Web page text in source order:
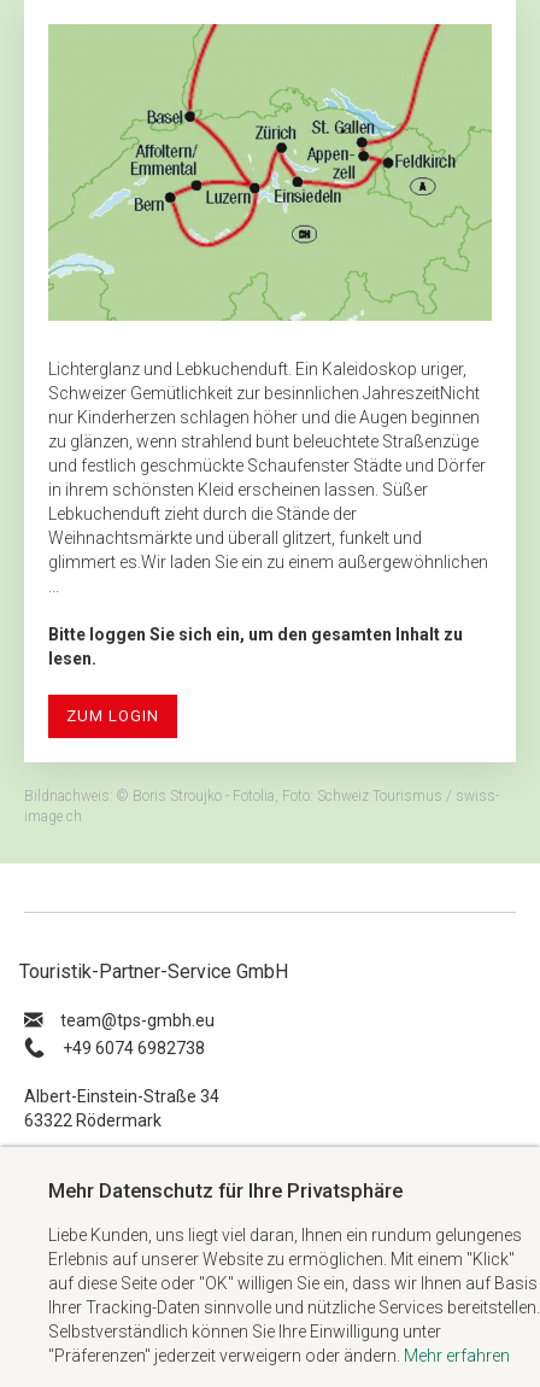
Lichterglanz und Lebkuchenduft. Ein Kaleidoskop uriger,
Schweizer Gemütlichkeit zur besinnlichen JahreszeitNicht
nur Kinderherzen schlagen höher und die Augen beginnen
zu glänzen, wenn strahlend bunt beleuchtete Straßenzüge
und festlich geschmückte Schaufenster Städte und Dörfer
in ihrem schönsten Kleid erscheinen lassen. Süßer
Lebkuchenduft zieht durch die Stände der
Weihnachtsmärkte und überall glitzert, funkelt und
glimmert es.Wir laden Sie ein zu einem außergewöhnlichen
Bitte loggen Sie sich ein, um den gesamten Inhalt zu
lesen.
ZUM LOGIN
Bildnachweis: © Boris Stroujko - Fotolia, Foto: Schweiz Tourismus / swiss-
image.ch
Touristik-Partner-Service GmbH
ue.hbmg-spt@maet
+49 6074 6982738
Albert-Einstein-Straße 34
63322 Rödermark
Impressum
AGB
Kontakt
Mehr Datenschutz für Ihre Privatsphäre
Liebe Kunden, uns liegt viel daran, Ihnen ein rundum gelungenes
Erlebnis auf unserer Website zu ermöglichen. Mit einem "Klick"
auf diese Seite oder "OK" willigen Sie ein, dass wir Ihnen auf Basis
Ihrer Tracking-Daten sinnvolle und nützliche Services bereitstellen.
Selbstverständlich können Sie Ihre Einwilligung unter
"Präferenzen" jederzeit verweigern oder ändern. Mehr erfahren